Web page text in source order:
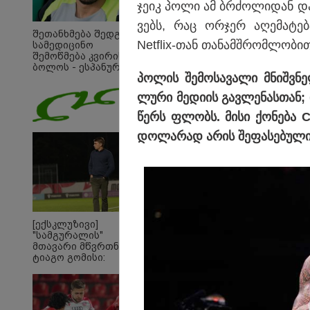
09:33
შეთანხმება შედგა,
სამედიცინო
შემოწმება კვირის
ბოლოს - ესპანურმა
ქოჩორაშვილის
ახალი გუნდი
დაასახელა
[ექსკლუზივი]
"სამგურალის"
მთავარი მწვრთნელი
ტიაგო გომისი:
ტალანტების
ქვეყანაა"!
ჯეიკ პოლი ამ ბრძო­ლი­დან
ვებს, რაც ორ­ჯერ
Netflix-თან
პო­ლის შე­მო­სა­ვა­ლი
ლუ­რი მე­დი­ის
წერს ფლობს. მისი ქო­ნე­ბა
დო­ლა­რად არის